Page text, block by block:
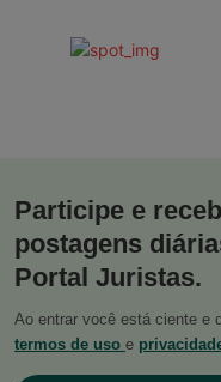
Participe e
postagens
Portal Juristas.
Ao entrar você está ciente e
termos de uso e